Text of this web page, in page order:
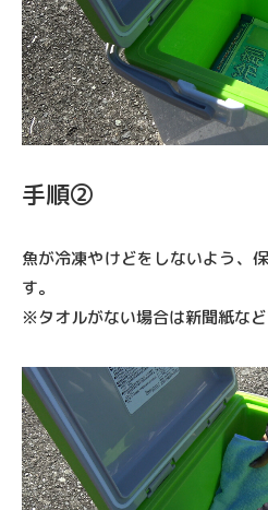
手順②
魚が冷凍やけどをしないよう、
す。
※タオルがない場合は新聞紙な